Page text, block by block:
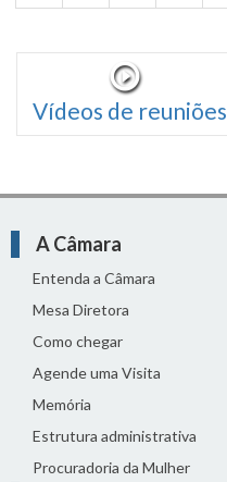
Vídeos de reuniões
A Câmara
Entenda a Câmara
Mesa Diretora
Como chegar
Agende uma Visita
Memória
Estrutura administrativa
Procuradoria da Mulher